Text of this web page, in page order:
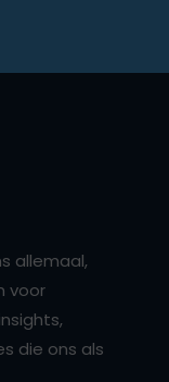
allemaal,
voor
die ons als